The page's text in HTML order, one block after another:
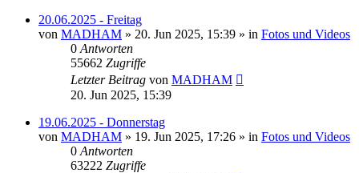
20.06.2025 - Freitag
von MADHAM » 20. Jun 2025, 15:39 » in Fotos und Videos
0 Antworten
55662 Zugriffe
Letzter Beitrag von MADHAM
20. Jun 2025, 15:39
19.06.2025 - Donnerstag
von MADHAM » 19. Jun 2025, 17:26 » in Fotos und Videos
0 Antworten
63222 Zugriffe